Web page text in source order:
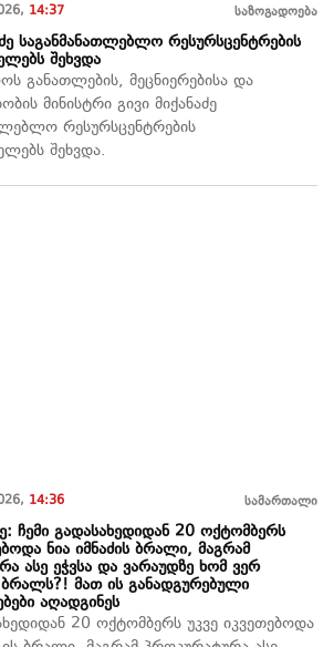
14:37 საზოგადოება
საგანმანათლებლო რესურსცენტრების
შეხვდა
განათლების, მეცნიერებისა და
მინისტრი გივი მიქანაძე
რესურსცენტრების
შეხვდა.
14:36 სამართალი
ჩემი გადასახედიდან 20 ოქტომბერს
ნია იმნაძის ბრალი, მაგრამ
ასე ეჭვსა და ვარაუდზე ხომ ვერ
ბრალს?! მათ ის განადგურებული
აღადგინეს
20 ოქტომბერს უკვე იკვეთებოდა